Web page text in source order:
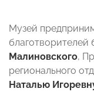
Музей
благотворителей
Малиновского,
регионального
Наталью